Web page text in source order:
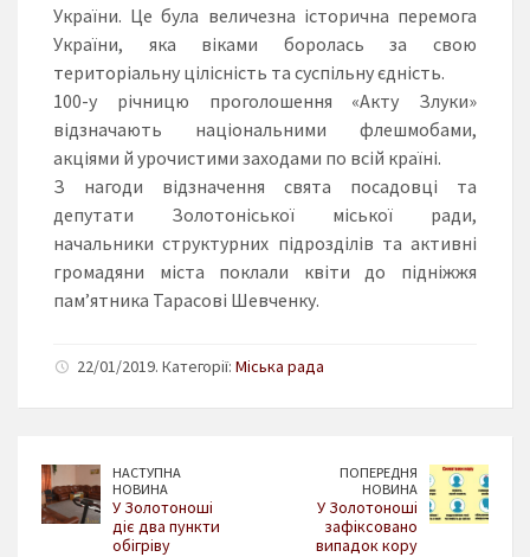
України. Це була величезна історична перемога
України, яка віками боролась за свою
територіальну цілісність та суспільну єдність.
100-у річницю проголошення «Акту Злуки»
відзначають національними флешмобами,
акціями й урочистими заходами по всій країні.
З нагоди відзначення свята посадовці та
депутати Золотоніської міської ради,
начальники структурних підрозділів та активні
громадяни міста поклали квіти до підніжжя
пам’ятника Тарасові Шевченку.
22/01/2019. Категорії: Міська рада
НАСТУПНА
НОВИНА
У Золотоноші
діє два пункти
обігріву
ПОПЕРЕДНЯ
НОВИНА
У Золотоноші
зафіксовано
випадок кору